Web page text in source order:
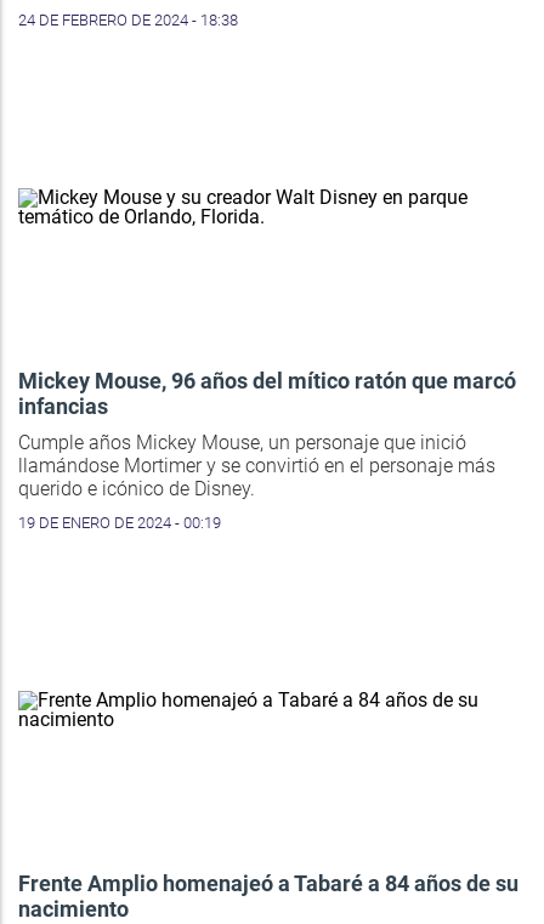
24 DE FEBRERO DE 2024 - 18:38
Mickey Mouse, 96 años del mítico ratón que marcó
infancias
Cumple años Mickey Mouse, un personaje que inició
llamándose Mortimer y se convirtió en el personaje más
querido e icónico de Disney.
19 DE ENERO DE 2024 - 00:19
Frente Amplio homenajeó a Tabaré a 84 años de su
nacimiento